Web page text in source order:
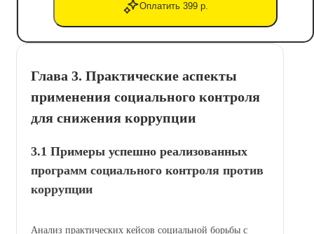
Оплатить 399 р.
Глава 3. Практические аспекты
применения социального контроля
для снижения коррупции
3.1 Примеры успешно реализованных
программ социального контроля против
коррупции
Анализ практических кейсов социальной борьбы с